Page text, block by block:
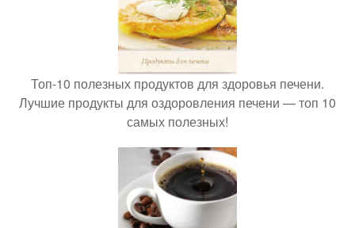
Топ-10 полезных продуктов для здоровья печени.
Лучшие продукты для оздоровления печени — топ 10
самых полезных!